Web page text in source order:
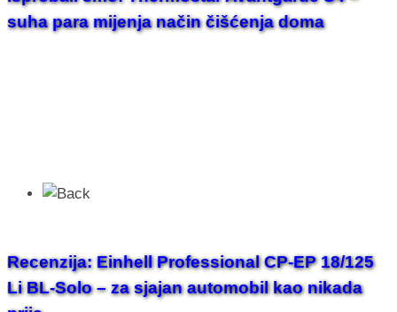
suha para mijenja način čišćenja doma
Recenzija: Einhell Professional CP-EP 18/125
Li BL-Solo – za sjajan automobil kao nikada